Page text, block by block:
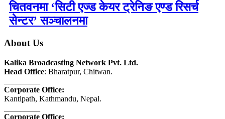
चितवनमा ‘सिटी एज्ड केयर ट्रेनिङ एण्ड रिसर्च
सेन्टर’ सञ्चालनमा
About Us
Kalika Broadcasting Network Pvt. Ltd.
Head Office: Bharatpur, Chitwan.
Corporate Office:
Kantipath, Kathmandu, Nepal.
Corporate Office: